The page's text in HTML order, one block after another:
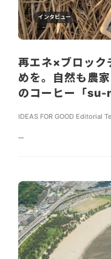
インタビュー
再エネ×ブロック
めを。自然も農
のコーヒー「su-
IDEAS FOR GOOD Editorial
...